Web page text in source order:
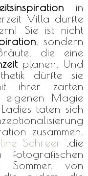
in
Villa dürfte
Sie ist nicht
, sondern
die eine
planen. Und
dürfte sie
ihrer zarten
Magie
taten sich
zusammen.
Schreer ,die
Sommer, von